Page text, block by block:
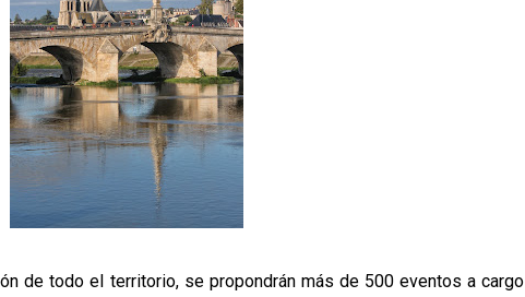
de todo el territorio, se propondrán más de 500 eventos a cargo